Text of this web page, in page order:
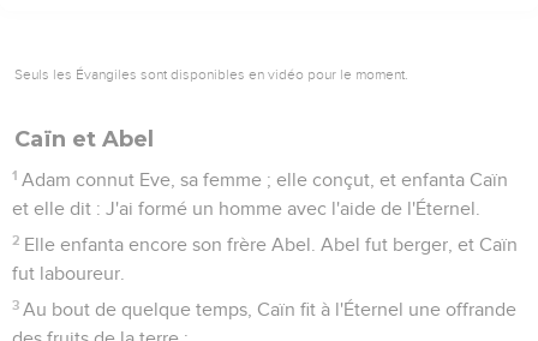
Seuls les Évangiles sont disponibles en vidéo pour le moment.
Caïn et Abel
1 Adam connut Eve, sa femme ; elle conçut, et enfanta Caïn
et elle dit : J'ai formé un homme avec l'aide de l'Éternel.
2 Elle enfanta encore son frère Abel. Abel fut berger, et Caïn
fut laboureur.
3 Au bout de quelque temps, Caïn fit à l'Éternel une offrande